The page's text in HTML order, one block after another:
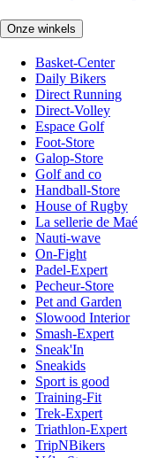
Onze winkels
Basket-Center
Daily Bikers
Direct Running
Direct-Volley
Espace Golf
Foot-Store
Galop-Store
Golf and co
Handball-Store
House of Rugby
La sellerie de Maé
Nauti-wave
On-Fight
Padel-Expert
Pecheur-Store
Pet and Garden
Slowood Interior
Smash-Expert
Sneak'In
Sneakids
Sport is good
Training-Fit
Trek-Expert
Triathlon-Expert
TripNBikers